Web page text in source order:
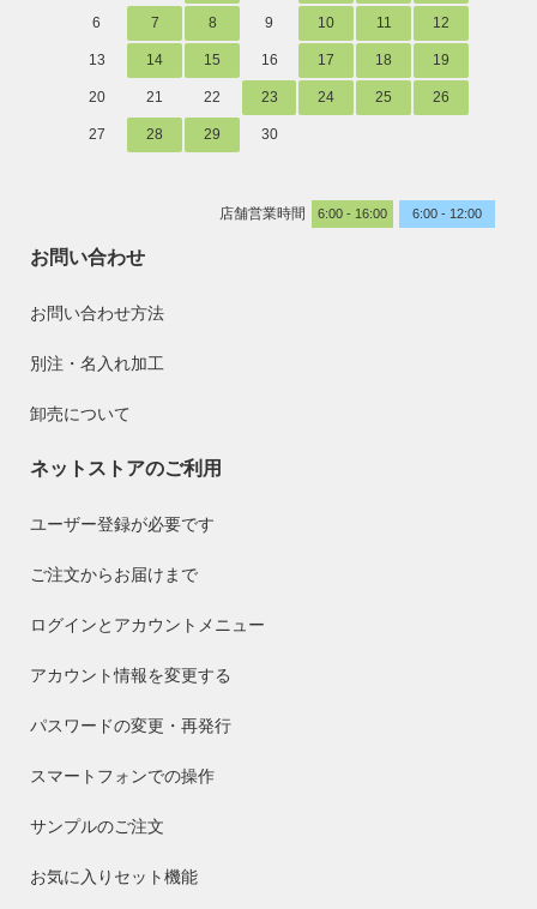
6 7 8 9 10 11 12
13 14 15 16 17 18 19
20 21 22 23 24 25 26
27 28 29 30
店舗営業時間 6:00 - 16:00 6:00 - 12:00
お問い合わせ
お問い合わせ方法
別注・名入れ加工
卸売について
ネットストアのご利用
ユーザー登録が必要です
ご注文からお届けまで
ログインとアカウントメニュー
アカウント情報を変更する
パスワードの変更・再発行
スマートフォンでの操作
サンプルのご注文
お気に入りセット機能